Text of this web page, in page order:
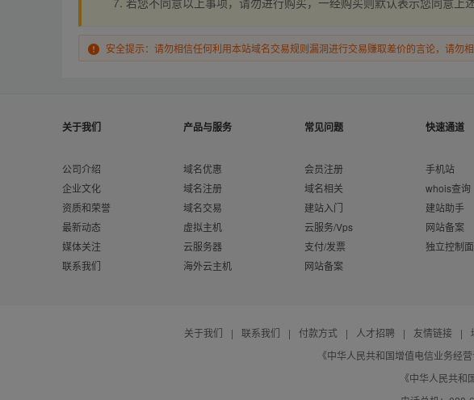
安全提示：请勿相信任何利用本站域名交易规则漏洞进行交易赚取差价的言论，请勿
关于我们
公司介绍
企业文化
资质和荣誉
最新动态
媒体关注
联系我们
产品与服务
域名优惠
域名注册
域名交易
虚拟主机
云服务器
海外云主机
常见问题
会员注册
域名相关
建站入门
云服务/Vps
支付/发票
网站备案
快速通道
手机站
whois查询
建站助手
网站备案
独立控制
关于我们 | 联系我们 | 付款方式 | 人才招聘 | 友情链接 |
《中华人民共和国增值电信业务经
《中华人民共